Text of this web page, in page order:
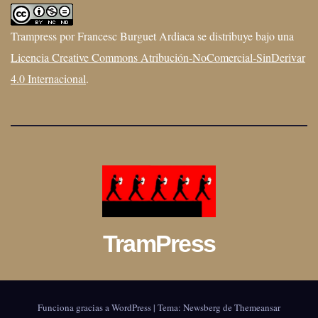
TrampressporFrancesc Burguet Ardiacase distribuye bajo una
Licencia Creative Commons Atribución-NoComercial-SinDerivar
4.0 Internacional.
TramPress
Funciona gracias a WordPress| Tema: Newsberg de Themeansar